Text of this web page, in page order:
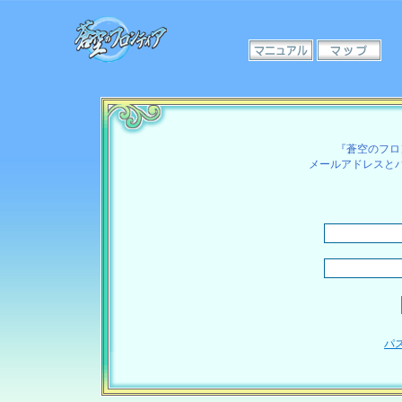
『蒼空のフ
メールアドレスと
パ